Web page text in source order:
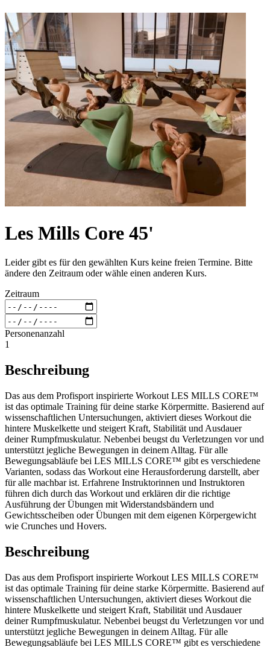
Les Mills Core 45'
Leider gibt es für den gewählten Kurs keine freien Termine. Bitte
ändere den Zeitraum oder wähle einen anderen Kurs.
Zeitraum
Personenanzahl
1
Beschreibung
Das aus dem Profisport inspirierte Workout LES MILLS CORE™
ist das optimale Training für deine starke Körpermitte. Basierend auf
wissenschaftlichen Untersuchungen, aktiviert dieses Workout die
hintere Muskelkette und steigert Kraft, Stabilität und Ausdauer
deiner Rumpfmuskulatur. Nebenbei beugst du Verletzungen vor und
unterstützt jegliche Bewegungen in deinem Alltag. Für alle
Bewegungsabläufe bei LES MILLS CORE™ gibt es verschiedene
Varianten, sodass das Workout eine Herausforderung darstellt, aber
für alle machbar ist. Erfahrene Instruktorinnen und Instruktoren
führen dich durch das Workout und erklären dir die richtige
Ausführung der Übungen mit Widerstandsbändern und
Gewichtsscheiben oder Übungen mit dem eigenen Körpergewicht
wie Crunches und Hovers.
Beschreibung
Das aus dem Profisport inspirierte Workout LES MILLS CORE™
ist das optimale Training für deine starke Körpermitte. Basierend auf
wissenschaftlichen Untersuchungen, aktiviert dieses Workout die
hintere Muskelkette und steigert Kraft, Stabilität und Ausdauer
deiner Rumpfmuskulatur. Nebenbei beugst du Verletzungen vor und
unterstützt jegliche Bewegungen in deinem Alltag. Für alle
Bewegungsabläufe bei LES MILLS CORE™ gibt es verschiedene